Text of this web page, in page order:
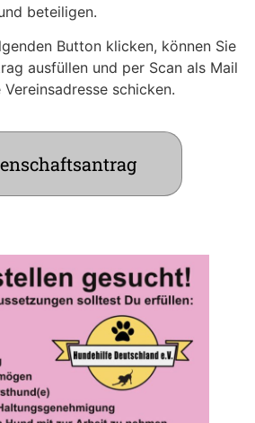
beteiligen.
Button klicken, können Sie
ausfüllen und per Scan als Mail
schicken.